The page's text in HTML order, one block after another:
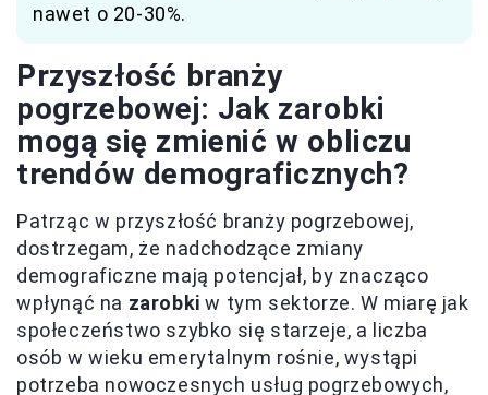
nawet o 20-30%.
Przyszłość branży
pogrzebowej: Jak zarobki
mogą się zmienić w obliczu
trendów demograficznych?
Patrząc w przyszłość branży pogrzebowej,
dostrzegam, że nadchodzące zmiany
demograficzne mają potencjał, by znacząco
wpłynąć na zarobki w tym sektorze. W miarę jak
społeczeństwo szybko się starzeje, a liczba
osób w wieku emerytalnym rośnie, wystąpi
potrzeba nowoczesnych usług pogrzebowych,